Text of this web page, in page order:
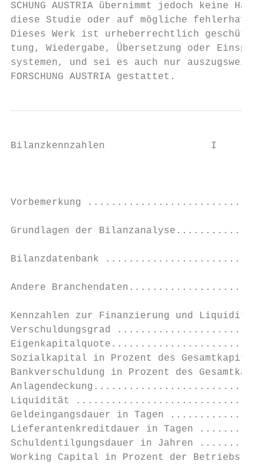
SCHUNG AUSTRIA übernimmt jedoch keine
diese Studie oder auf mögliche fehlerhafte
Dieses Werk ist urheberrechtlich
tung, Wiedergabe, Übersetzung oder
systemen, und sei es auch nur
FORSCHUNG AUSTRIA gestattet.
Bilanzkennzahlen                  I
Vorbemerkung
Grundlagen der
Bilanzdatenbank
Andere
Kennzahlen zur Finanzierung
Verschuldungsgrad
Sozialkapital in Prozent des
Bankverschuldung in Prozent des
Liquidität
Geldeingangsdauer in Tagen
Lieferantenkreditdauer in
Schuldentilgungsdauer in
Working Capital in Prozent der